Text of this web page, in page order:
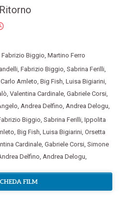
Fabrizio Biggio, Martino Ferro
, Fabrizio Biggio, Sabrina Ferilli,
Carlo Amleto, Big Fish, Luisa Bigiarini,
, Valentina Cardinale, Gabriele Corsi,
, Andrea Delfino, Andrea Delogu,
Biggio, Sabrina Ferilli, Ippolita
, Big Fish, Luisa Bigiarini, Orsetta
Cardinale, Gabriele Corsi, Simone
Delfino, Andrea Delogu,
FILM